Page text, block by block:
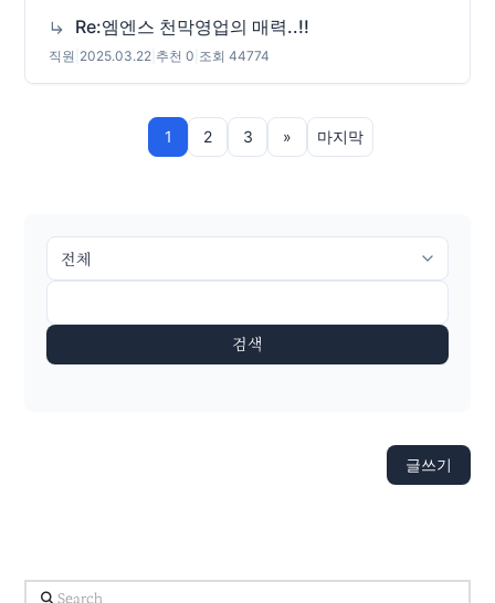
Re:엠엔스 천막영업의 매력..!!
직원 2025.03.22 추천 0 조회 44774
1 2 3 » 마지막
검색
글쓰기
Search